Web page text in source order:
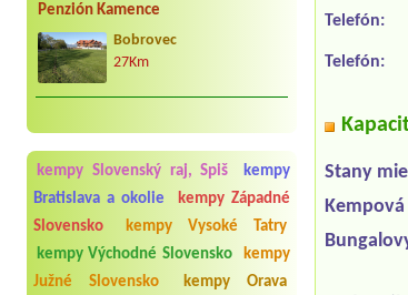
Penzión Kamence
Bobrovec
27Km
kempy Slovenský raj, Spiš
kempy
Bratislava a okolie
kempy Západné
Slovensko
kempy Vysoké Tatry
kempy Východné Slovensko
kempy
Južné Slovensko
kempy Orava
Telefón:
Telefón:
Stany